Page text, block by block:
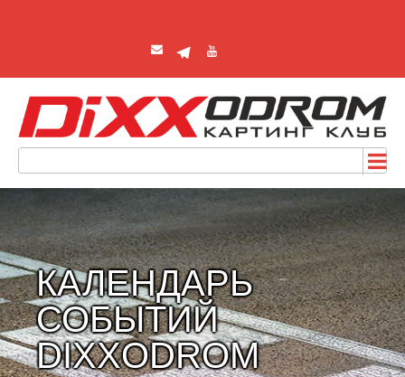
КАЛЕНДАРЬ
СОБЫТИЙ
DIXXODROM